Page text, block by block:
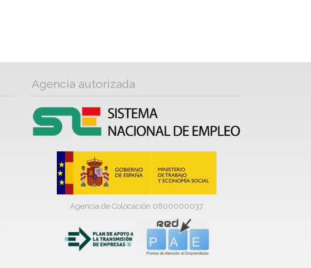
Agencia autorizada
Agencia de Colocación 0800000037